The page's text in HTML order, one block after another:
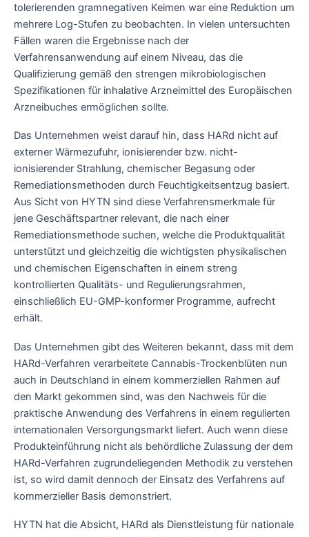
tolerierenden gramnegativen Keimen war eine Reduktion um
mehrere Log-Stufen zu beobachten. In vielen untersuchten
Fällen waren die Ergebnisse nach der
Verfahrensanwendung auf einem Niveau, das die
Qualifizierung gemäß den strengen mikrobiologischen
Spezifikationen für inhalative Arzneimittel des Europäischen
Arzneibuches ermöglichen sollte.
Das Unternehmen weist darauf hin, dass HARd nicht auf
externer Wärmezufuhr, ionisierender bzw. nicht-
ionisierender Strahlung, chemischer Begasung oder
Remediationsmethoden durch Feuchtigkeitsentzug basiert.
Aus Sicht von HYTN sind diese Verfahrensmerkmale für
jene Geschäftspartner relevant, die nach einer
Remediationsmethode suchen, welche die Produktqualität
unterstützt und gleichzeitig die wichtigsten physikalischen
und chemischen Eigenschaften in einem streng
kontrollierten Qualitäts- und Regulierungsrahmen,
einschließlich EU-GMP-konformer Programme, aufrecht
erhält.
Das Unternehmen gibt des Weiteren bekannt, dass mit dem
HARd-Verfahren verarbeitete Cannabis-Trockenblüten nun
auch in Deutschland in einem kommerziellen Rahmen auf
den Markt gekommen sind, was den Nachweis für die
praktische Anwendung des Verfahrens in einem regulierten
internationalen Versorgungsmarkt liefert. Auch wenn diese
Produkteinführung nicht als behördliche Zulassung der dem
HARd-Verfahren zugrundeliegenden Methodik zu verstehen
ist, so wird damit dennoch der Einsatz des Verfahrens auf
kommerzieller Basis demonstriert.
HYTN hat die Absicht, HARd als Dienstleistung für nationale